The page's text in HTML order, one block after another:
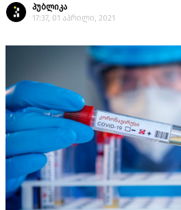
პუბლიკა
17:37, 01 აპრილი, 2021